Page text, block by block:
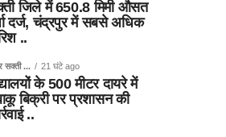
जिले में 650.8 मिमी औसत
दर्ज, चंद्रपुर में सबसे अधिक
..
सक्ती ... 21 घंटे ago
के 500 मीटर दायरे में
बिक्री पर प्रशासन की
..